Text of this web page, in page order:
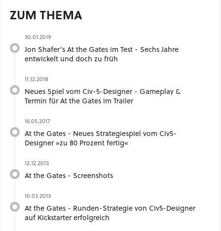
ZUM THEMA
30.01.2019
Jon Shafer’s At the Gates im Test - Sechs Jahre
entwickelt und doch zu früh
11.12.2018
Neues Spiel vom Civ-5-Designer - Gameplay &
Termin für At the Gates im Trailer
16.05.2017
At the Gates - Neues Strategiespiel vom Civ5-
Designer »zu 80 Prozent fertig«
12.12.2013
At the Gates - Screenshots
10.03.2013
At the Gates - Runden-Strategie von Civ5-Designer
auf Kickstarter erfolgreich